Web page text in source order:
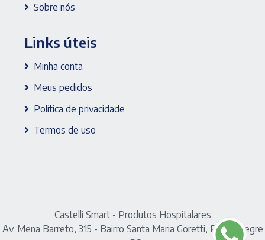
Sobre nós
Links úteis
Minha conta
Meus pedidos
Política de privacidade
Termos de uso
Castelli Smart - Produtos Hospitalares
Av. Mena Barreto, 315 - Bairro Santa Maria Goretti, Porto Alegre